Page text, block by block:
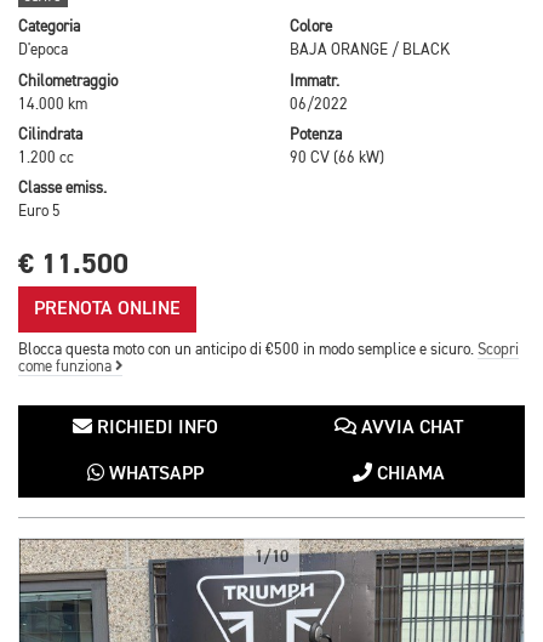
Categoria
D'epoca
Colore
BAJA ORANGE / BLACK
Chilometraggio
14.000 km
Immatr.
06/2022
Cilindrata
1.200 cc
Potenza
90 CV (66 kW)
Classe emiss.
Euro 5
€ 11.500
PRENOTA ONLINE
Blocca questa moto con un anticipo di €500 in modo semplice e sicuro. Scopri
come funziona
RICHIEDI INFO AVVIA CHAT
WHATSAPP CHIAMA
1/10